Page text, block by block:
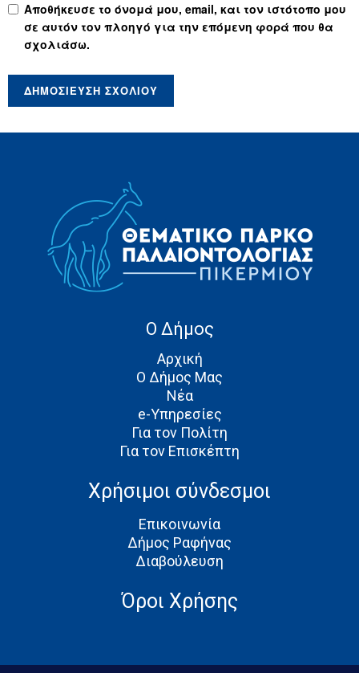
Αποθήκευσε το όνομά μου, email, και τον ιστότοπο μου
σε αυτόν τον πλοηγό για την επόμενη φορά που θα
σχολιάσω.
Ο Δήμος
Αρχική
Ο Δήμος Μας
Νέα
e-Υπηρεσίες
Για τον Πολίτη
Για τον Επισκέπτη
Χρήσιμοι σύνδεσμοι
Επικοινωνία
Δήμος Ραφήνας
Διαβούλευση
Όροι Χρήσης